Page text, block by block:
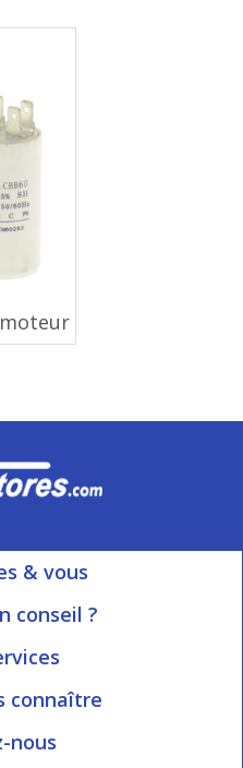
& vous
conseil ?
au Vendredi
livraison
connaître
nous?
nous